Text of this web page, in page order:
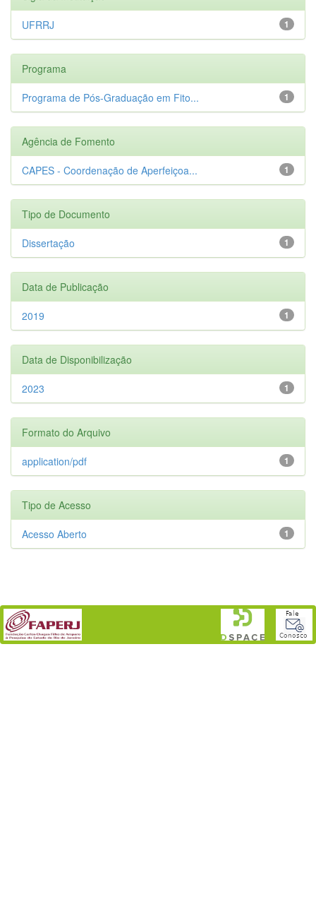
1
UFRRJ
Programa
1
Programa de Pós-Graduação em Fito...
Agência de Fomento
1
CAPES - Coordenação de Aperfeiçoa...
Tipo de Documento
1
Dissertação
Data de Publicação
1
2019
Data de Disponibilização
1
2023
Formato do Arquivo
1
application/pdf
Tipo de Acesso
1
Acesso Aberto